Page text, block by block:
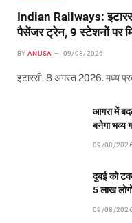
Indian Railways:
पैसेंजर ट्रेन, 9 स्टेशनों पर
BY ANUSA 09/08/2026
इटारसी, 8 अगस्त 2026. मध्य
आगरा में
बनेगा भव्य
09/08/2026
दुबई को
5 लाख
09/08/2026